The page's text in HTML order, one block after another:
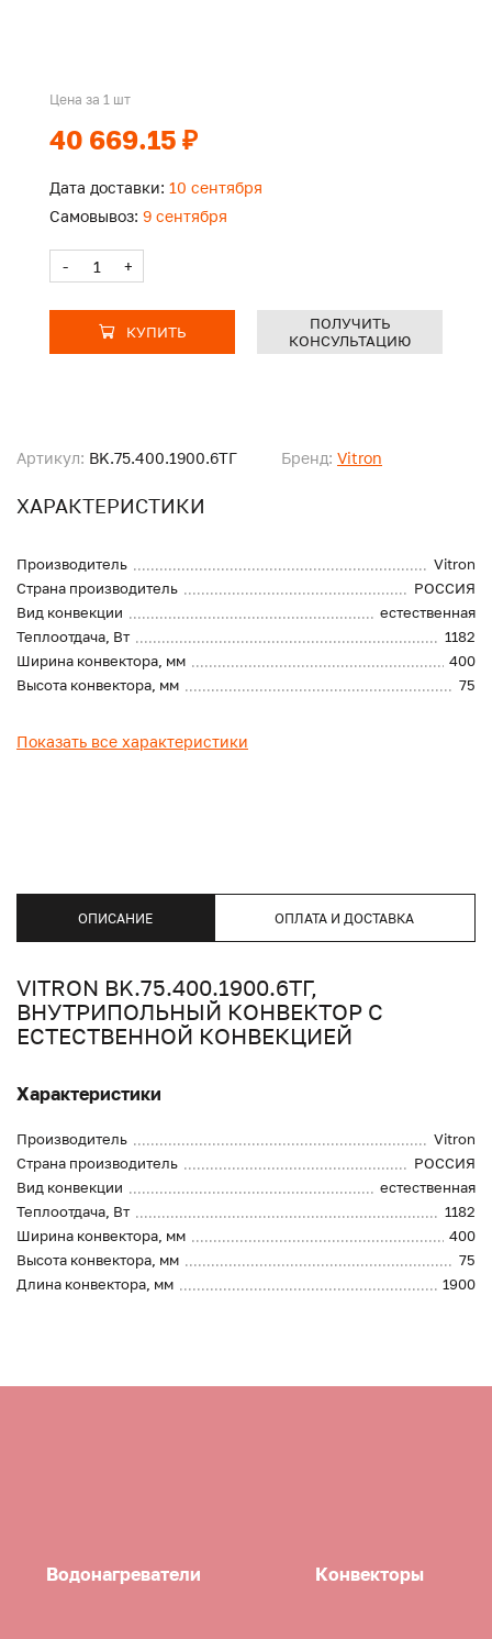
Артикул: BK.75.400.1900.6ТГ Бренд: Vitron
ХАРАКТЕРИСТИКИ
Производитель
Vitron
Страна производитель
РОССИЯ
Вид конвекции
естественная
Теплоотдача, Вт
1182
Ширина конвектора, мм
400
Высота конвектора, мм
75
Показать все характеристики
Цена за 1 шт
40 669.15 ₽
Дата доставки: 10 сентября
Самовывоз: 9 сентября
- +
КУПИТЬ
ПОЛУЧИТЬ
КОНСУЛЬТАЦИЮ
ОПИСАНИЕ ОПЛАТА И ДОСТАВКА
VITRON BK.75.400.1900.6ТГ,
ВНУТРИПОЛЬНЫЙ КОНВЕКТОР С
ЕСТЕСТВЕННОЙ КОНВЕКЦИЕЙ
Характеристики
Производитель
Vitron
Страна производитель
РОССИЯ
Вид конвекции
естественная
Теплоотдача, Вт
1182
Ширина конвектора, мм
400
Высота конвектора, мм
75
Длина конвектора, мм
1900
Водонагреватели Конвекторы